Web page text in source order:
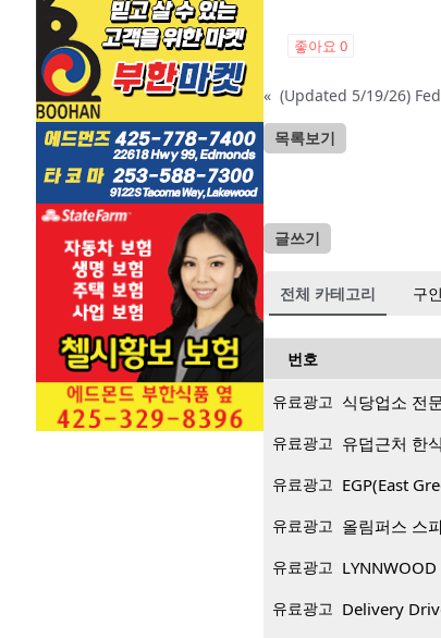
좋아요 0
«
목록보기
글쓰기
전체 카테고리 구인
번호
유료광고 식당업소 전
유료광고 유덥근처 한
유료광고 EGP(East
유료광고 올림퍼스 스
유료광고
유료광고 Delivery